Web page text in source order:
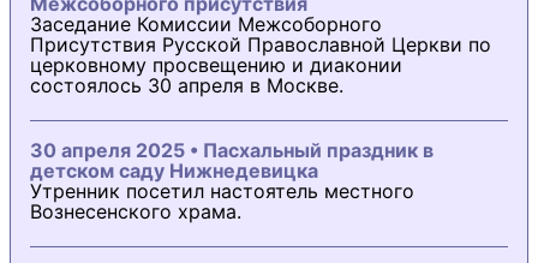
Заседание Комиссии Межсоборного
Присутствия Русской Православной Церкви по
церковному просвещению и диаконии
состоялось 30 апреля в Москве.
30 апреля 2025 • Пасхальный праздник в
детском саду Нижнедевицка
Утренник посетил настоятель местного
Вознесенского храма.